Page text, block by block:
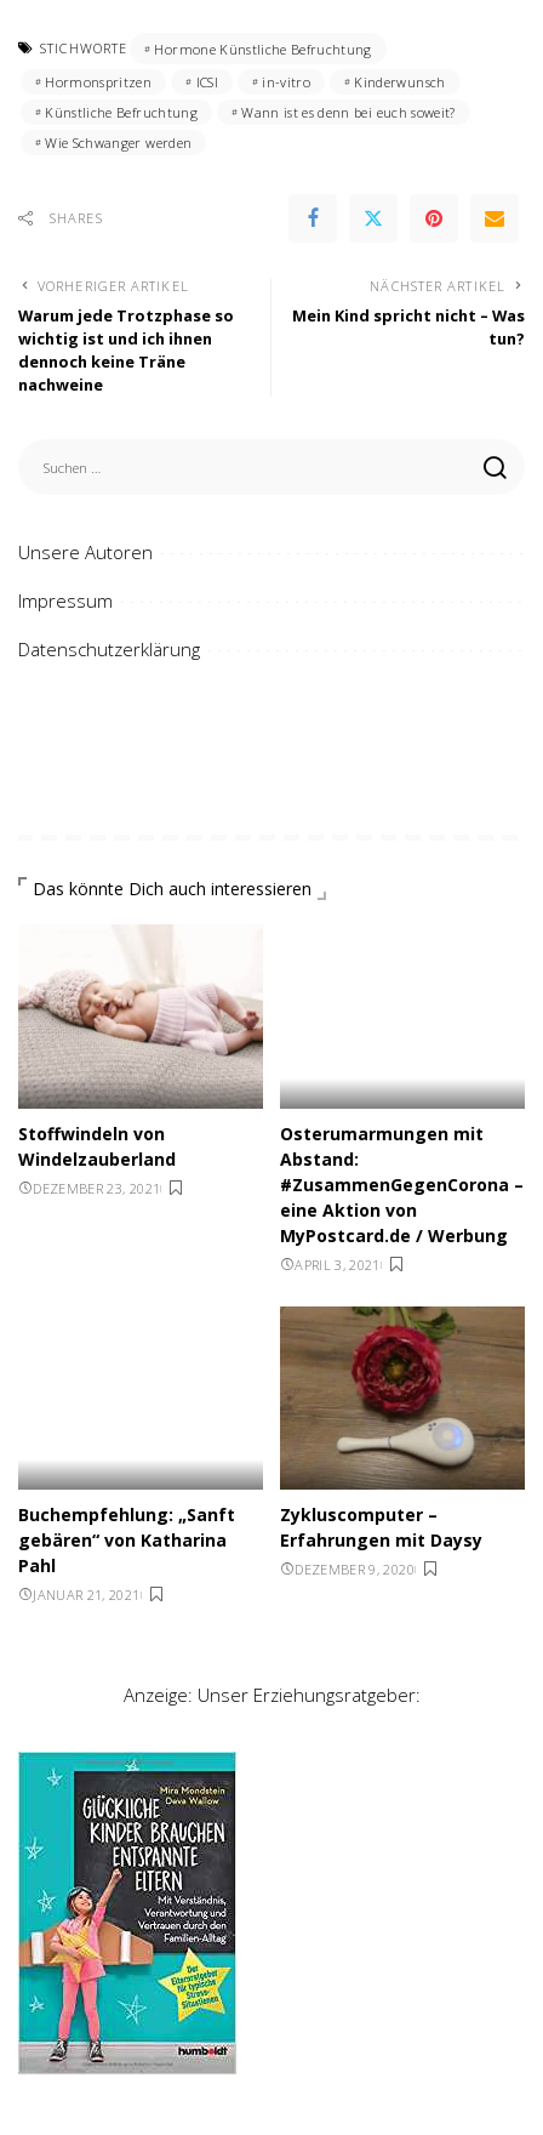
STICHWORTE
Hormone Künstliche Befruchtung
Hormonspritzen
ICSI in-vitro
Kinderwunsch
Künstliche Befruchtung
Wann ist es denn bei euch soweit?
Wie Schwanger werden
SHARES
VORHERIGER ARTIKEL
Warum jede Trotzphase so
wichtig ist und ich ihnen
dennoch keine Träne
nachweine
NÄCHSTER ARTIKEL
Mein Kind spricht nicht – Was
tun?
Unsere Autoren
Impressum
Datenschutzerklärung
Das könnte Dich auch interessieren
Stoffwindeln von
Windelzauberland
DEZEMBER 23, 2021
Osterumarmungen mit
Abstand:
#ZusammenGegenCorona –
eine Aktion von
MyPostcard.de / Werbung
APRIL 3, 2021
Buchempfehlung: „Sanft
gebären“ von Katharina
Pahl
JANUAR 21, 2021
Zykluscomputer –
Erfahrungen mit Daysy
DEZEMBER 9, 2020
Anzeige: Unser Erziehungsratgeber: